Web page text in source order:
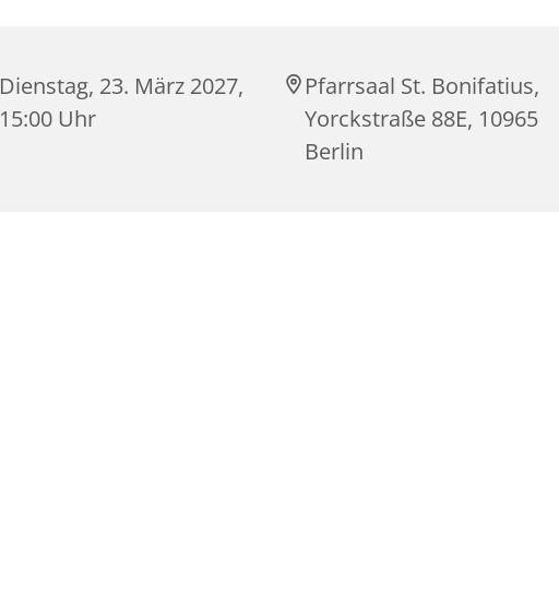
Dienstag, 23. März 2027,
15:00 Uhr
Pfarrsaal St. Bonifatius,
Yorckstraße 88E, 10965
Berlin